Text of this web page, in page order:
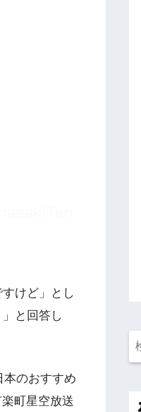
けど」とし
と回答し
本のおすすめ
町星空放送